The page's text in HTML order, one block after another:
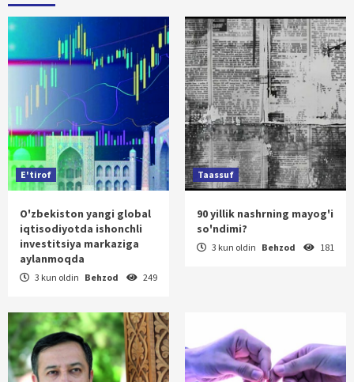
E'tirof
O'zbekiston yangi global
iqtisodiyotda ishonchli
investitsiya markaziga
aylanmoqda
3 kun oldin Behzod 249
Taassuf
90 yillik nashrning mayog'i
so'ndimi?
3 kun oldin Behzod 181